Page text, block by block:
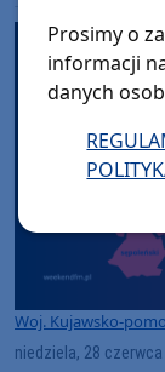
Woj. Kujawsko-
niedziela, 28 czerwca
Prosimy o
informacji
danych